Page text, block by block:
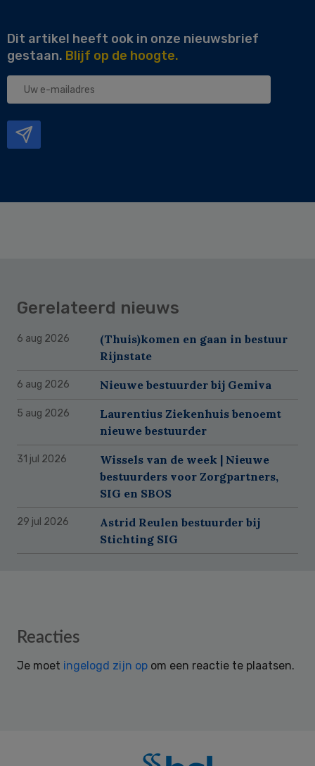
Dit artikel heeft ook in onze nieuwsbrief
gestaan. Blijf op de hoogte.
Uw
Gerelateerd nieuws
6 aug 2026
(Thuis)komen en gaan in bestuur
Rijnstate
6 aug 2026 Nieuwe bestuurder bij Gemiva
5 aug 2026
Laurentius Ziekenhuis benoemt
nieuwe bestuurder
31 jul 2026
Wissels van de week | Nieuwe
bestuurders voor Zorgpartners,
SIG en SBOS
29 jul 2026
Astrid Reulen bestuurder bij
Stichting SIG
Reader
Reacties
Je moet ingelogd zijn op om een reactie te plaatsen.